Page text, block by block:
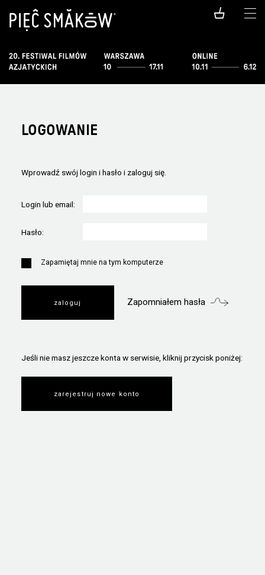
LOGOWANIE
Wprowadź swój login i hasło i zaloguj się.
Login lub email:
Hasło:
Zapamiętaj mnie na tym komputerze
Zapomniałem hasła
Jeśli nie masz jeszcze konta w serwisie, kliknij przycisk poniżej:
zarejestruj nowe konto